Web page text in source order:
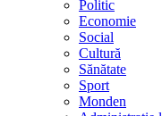
Politic
Economie
Social
Cultură
Sănătate
Sport
Monden